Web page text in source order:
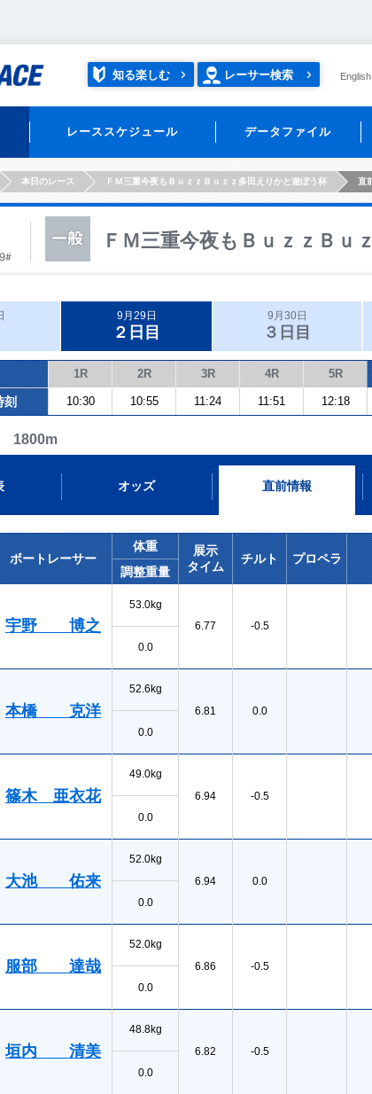
知る楽しむ レーサー検索 English
レーススケジュール データファイル
本日のレース ＦＭ三重今夜もＢｕｚｚＢｕｚｚ多田えりかと遊ぼう杯 直
ＦＭ三重今夜もＢｕｚｚＢｕ
9月29日
２日目
9月30日
３日目
1R 2R 3R 4R 5R
刻 10:30 10:55 11:24 11:51 12:18
オッズ 直前情報
ボートレーサー
体重
展示
タイム
チルト プロペラ
調整重量
宇野 博之
53.0kg
6.77
-0.5
0.0
本橋 克洋
52.6kg
6.81
0.0
0.0
篠木 亜衣花
49.0kg
6.94
-0.5
0.0
大池 佑来
52.0kg
6.94
0.0
0.0
服部 達哉
52.0kg
6.86
-0.5
0.0
垣内 清美
48.8kg
6.82
-0.5
0.0